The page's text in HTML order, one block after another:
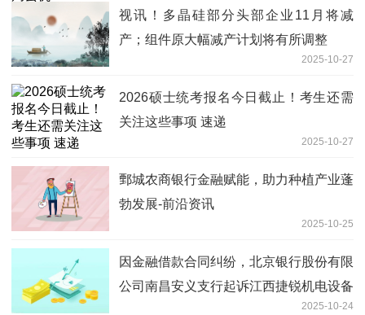
视讯！多晶硅部分头部企业11月将减
产；组件原大幅减产计划将有所调整
2025-10-27
2026硕士统考报名今日截止！考生还需
关注这些事项 速递
2025-10-27
鄄城农商银行金融赋能，助力种植产业蓬
勃发展-前沿资讯
2025-10-25
因金融借款合同纠纷，北京银行股份有限
公司南昌安义支行起诉江西捷锐机电设备
2025-10-24